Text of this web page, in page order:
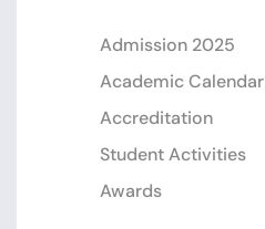
Admission 2025
Academic Calendar
Accreditation
Student Activities
Awards